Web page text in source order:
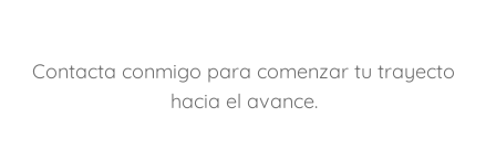
Contacta conmigo para comenzar tu trayecto
hacia el avance.